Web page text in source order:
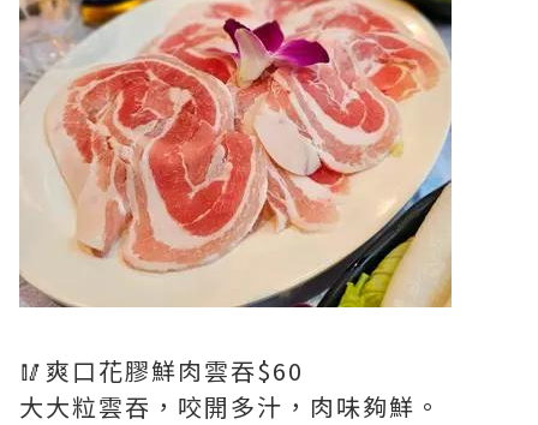
🥢爽口花膠鮮肉雲吞$60
大大粒雲吞，咬開多汁，肉味夠鮮。